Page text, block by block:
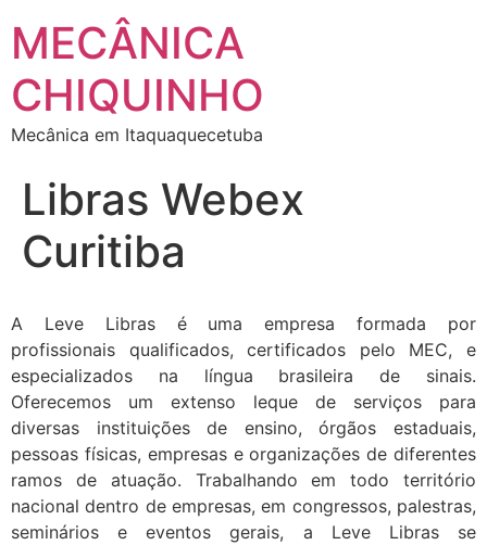
MECÂNICA
CHIQUINHO
Mecânica em Itaquaquecetuba
Libras Webex
Curitiba
A Leve Libras é uma empresa formada por
profissionais qualificados, certificados pelo MEC, e
especializados na língua brasileira de sinais.
Oferecemos um extenso leque de serviços para
diversas instituições de ensino, órgãos estaduais,
pessoas físicas, empresas e organizações de diferentes
ramos de atuação. Trabalhando em todo território
nacional dentro de empresas, em congressos, palestras,
seminários e eventos gerais, a Leve Libras se